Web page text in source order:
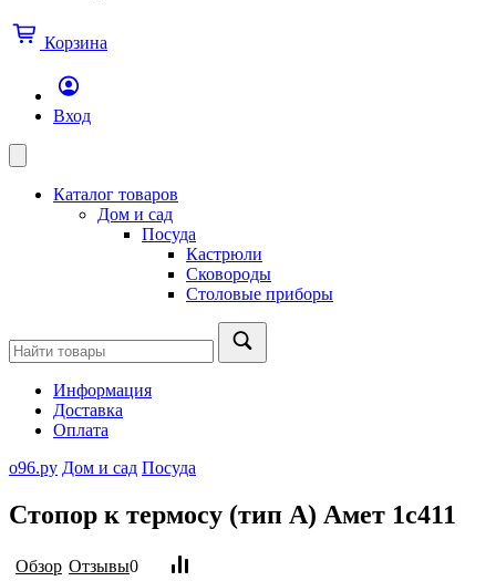
Корзина
Вход
Каталог товаров
Дом и сад
Посуда
Кастрюли
Сковороды
Столовые приборы
Информация
Доставка
Оплата
о96.ру Дом и сад Посуда
Стопор к термосу (тип А) Амет 1с411
Обзор Отзывы0